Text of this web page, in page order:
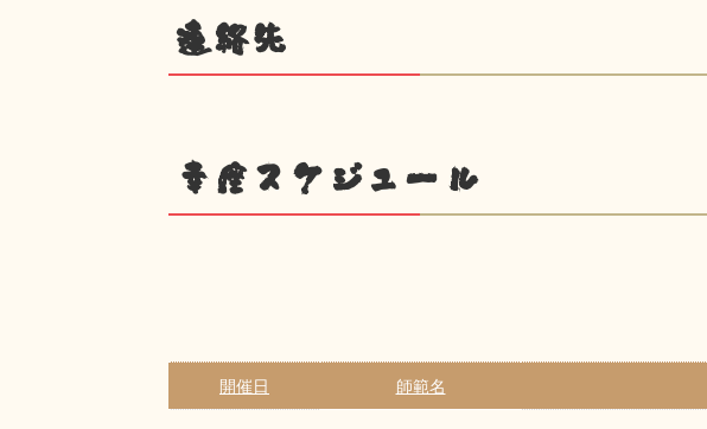
連絡先
幸座スケジュール
開催日 師範名